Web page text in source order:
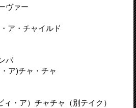
ヴァー
ア・チャイルド
パ
ア)チャ・チャ
・ア）チャチャ（別テイク）